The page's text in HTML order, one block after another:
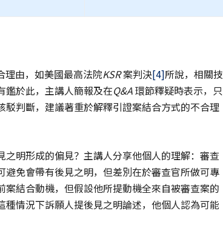
由，如美國最高法院KSR案判決[4]所說，相關技
鑑於此，主講人簡報及在Q&A環節釋疑時表示，只
判斷，建議著重於解釋引證案結合方式的不合理
明形成的偏見？主講人分享他個人的理解：審查
免會帶有後見之明，但差別在於審查官所做可專
結合動機，但假設他所提動機全來自被審查案的
情況下訴願人提後見之明論述，他個人認為可能